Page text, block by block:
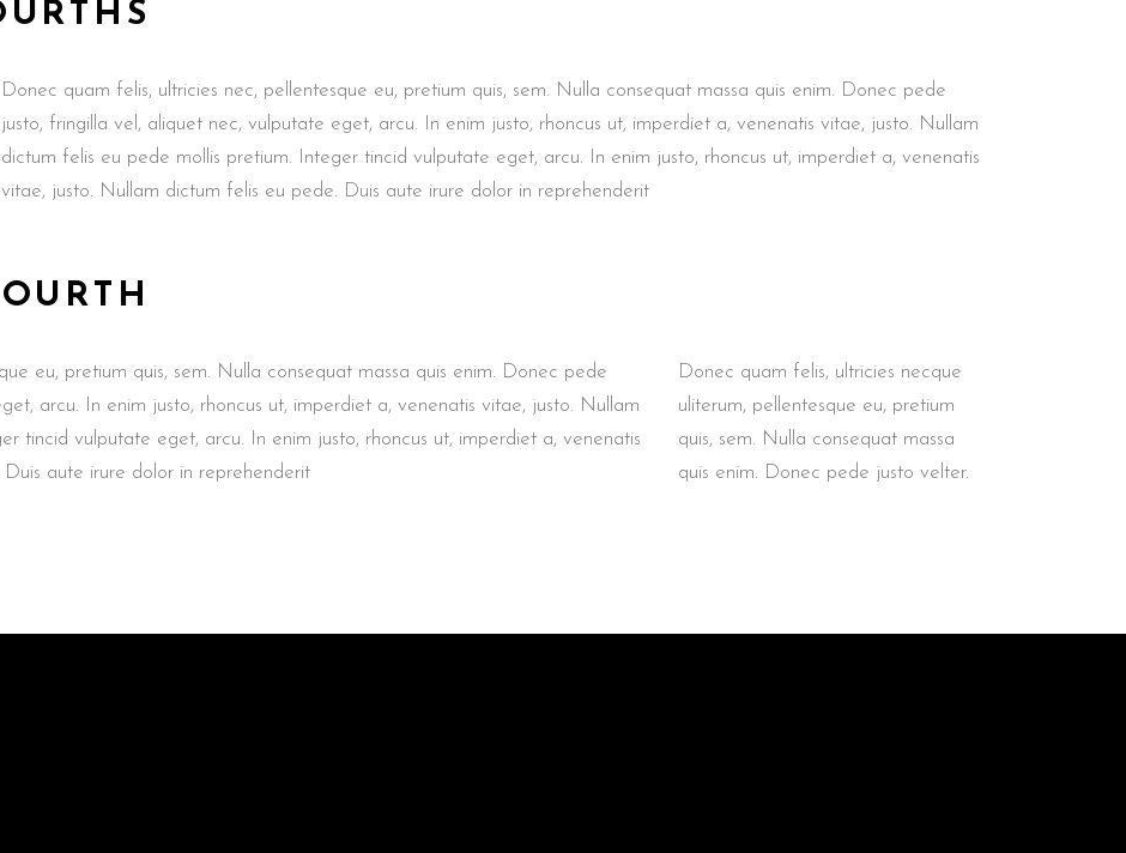
Donec quam felis, ultricies nec, pellentesque eu, pretium quis, sem. Nulla consequat massa quis enim. Donec pede
justo, fringilla vel, aliquet nec, vulputate eget, arcu. In enim justo, rhoncus ut, imperdiet a, venenatis vitae, justo. Nullam
dictum felis eu pede mollis pretium. Integer tincid vulputate eget, arcu. In enim justo, rhoncus ut, imperdiet a, venenatis
vitae, justo. Nullam dictum felis eu pede. Duis aute irure dolor in reprehenderit
eu, pretium quis, sem. Nulla consequat massa quis enim. Donec pede
arcu. In enim justo, rhoncus ut, imperdiet a, venenatis vitae, justo. Nullam
tincid vulputate eget, arcu. In enim justo, rhoncus ut, imperdiet a, venenatis
aute irure dolor in reprehenderit
Donec quam felis, ultricies necque
uliterum, pellentesque eu, pretium
quis, sem. Nulla consequat massa
quis enim. Donec pede justo velter.